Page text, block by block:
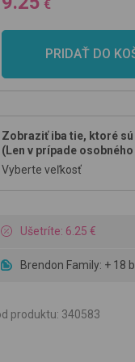
€
PRIDAŤ DO
Zobraziť iba tie, ktoré
(Len v prípade
Vyberte veľkosť
Ušetríte: 6.25 €
Brendon Family: + 18
produktu: 340583